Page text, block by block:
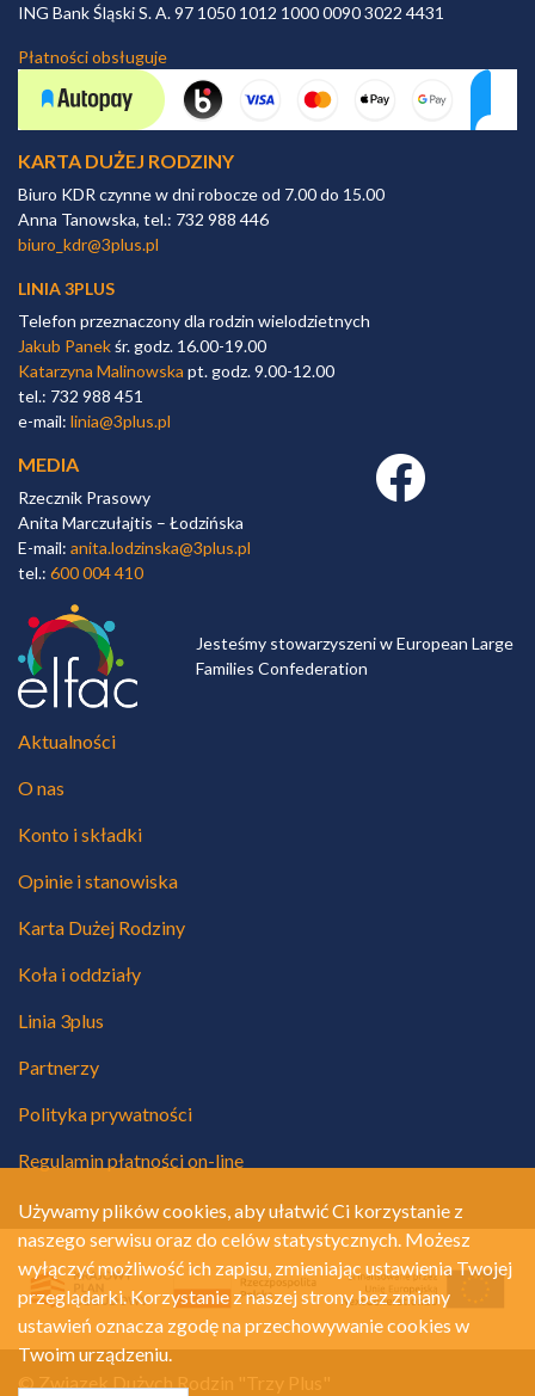
ING Bank Śląski S. A. 97 1050 1012 1000 0090 3022 4431
Płatności obsługuje
KARTA DUŻEJ RODZINY
Biuro KDR czynne w dni robocze od 7.00 do 15.00
Anna Tanowska, tel.: 732 988 446
biuro_kdr@3plus.pl
LINIA 3PLUS
Telefon przeznaczony dla rodzin wielodzietnych
Jakub Panekśr. godz. 16.00-19.00
Katarzyna Malinowska pt. godz. 9.00-12.00
tel.: 732 988 451
e-mail: linia@3plus.pl
MEDIA
Rzecznik Prasowy
Anita Marczułajtis – Łodzińska
E-mail: anita.lodzinska@3plus.pl
tel.: 600 004 410
Facebook link
Jesteśmy stowarzyszeni w European Large
Families Confederation
Aktualności
O nas
Konto i składki
Opinie i stanowiska
Karta Dużej Rodziny
Koła i oddziały
Linia 3plus
Partnerzy
Polityka prywatności
Regulamin płatności on-line
Używamy plików cookies, aby ułatwić Ci korzystanie z
naszego serwisu oraz do celów statystycznych. Możesz
wyłączyć możliwość ich zapisu, zmieniając ustawienia Twojej
przeglądarki. Korzystanie z naszej strony bez zmiany
ustawień oznacza zgodę na przechowywanie cookies w
Twoim urządzeniu.